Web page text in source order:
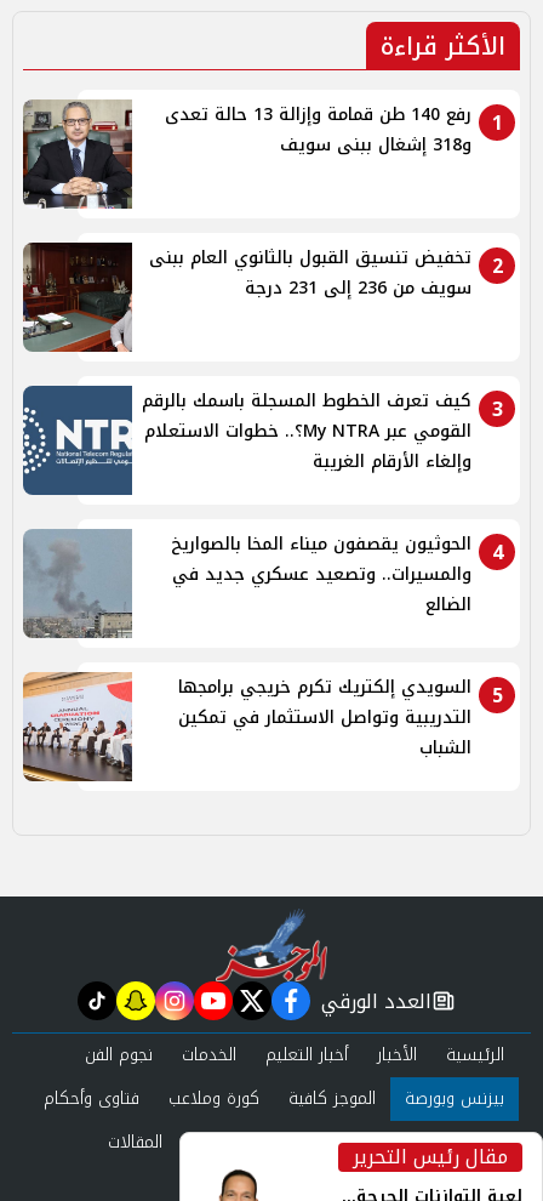
الأكثر قراءة
1
رفع 140 طن قمامة وإزالة 13 حالة تعدى
و318 إشغال ببنى سويف
2
تخفيض تنسيق القبول بالثانوي العام ببنى
سويف من 236 إلى 231 درجة
3
كيف تعرف الخطوط المسجلة باسمك بالرقم
القومي عبر My NTRA؟.. خطوات الاستعلام
وإلغاء الأرقام الغريبة
4
الحوثيون يقصفون ميناء المخا بالصواريخ
والمسيرات.. وتصعيد عسكري جديد في
الضالع
5
السويدي إلكتريك تكرم خريجي برامجها
التدريبية وتواصل الاستثمار في تمكين
الشباب
مقال رئيس التحرير
newspaper
العدد الورقي facebook
twitter
youtube
instagram
snapchat
tiktok
الرئيسية الأخبار أخبار التعليم الخدمات
نجوم الفن
بيزنس وبورصة
الموجز كافية كورة وملاعب
فتاوى وأحكام
صحة وجمال
عرب وعالم حوادث ومحاكم
المقالات
العدد الورقي